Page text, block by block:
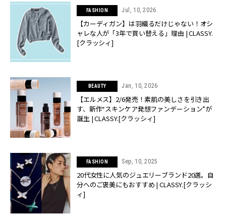
FASHION Jul, 10, 2026
【カーディガン】は羽織るだけじゃない！オシ
ャレな人が「3年で買い替える」理由 | CLASSY.
[クラッシィ]
BEAUTY Jan, 10, 2026
【エルメス】2/6発売！素肌の美しさを引き出
す、新作“スキンケア発想ファンデーション”が
誕生 | CLASSY.[クラッシィ]
FASHION Sep, 10, 2025
20代女性に人気のジュエリーブランド20選。自
分へのご褒美にもおすすめ | CLASSY.[クラッシ
ィ]